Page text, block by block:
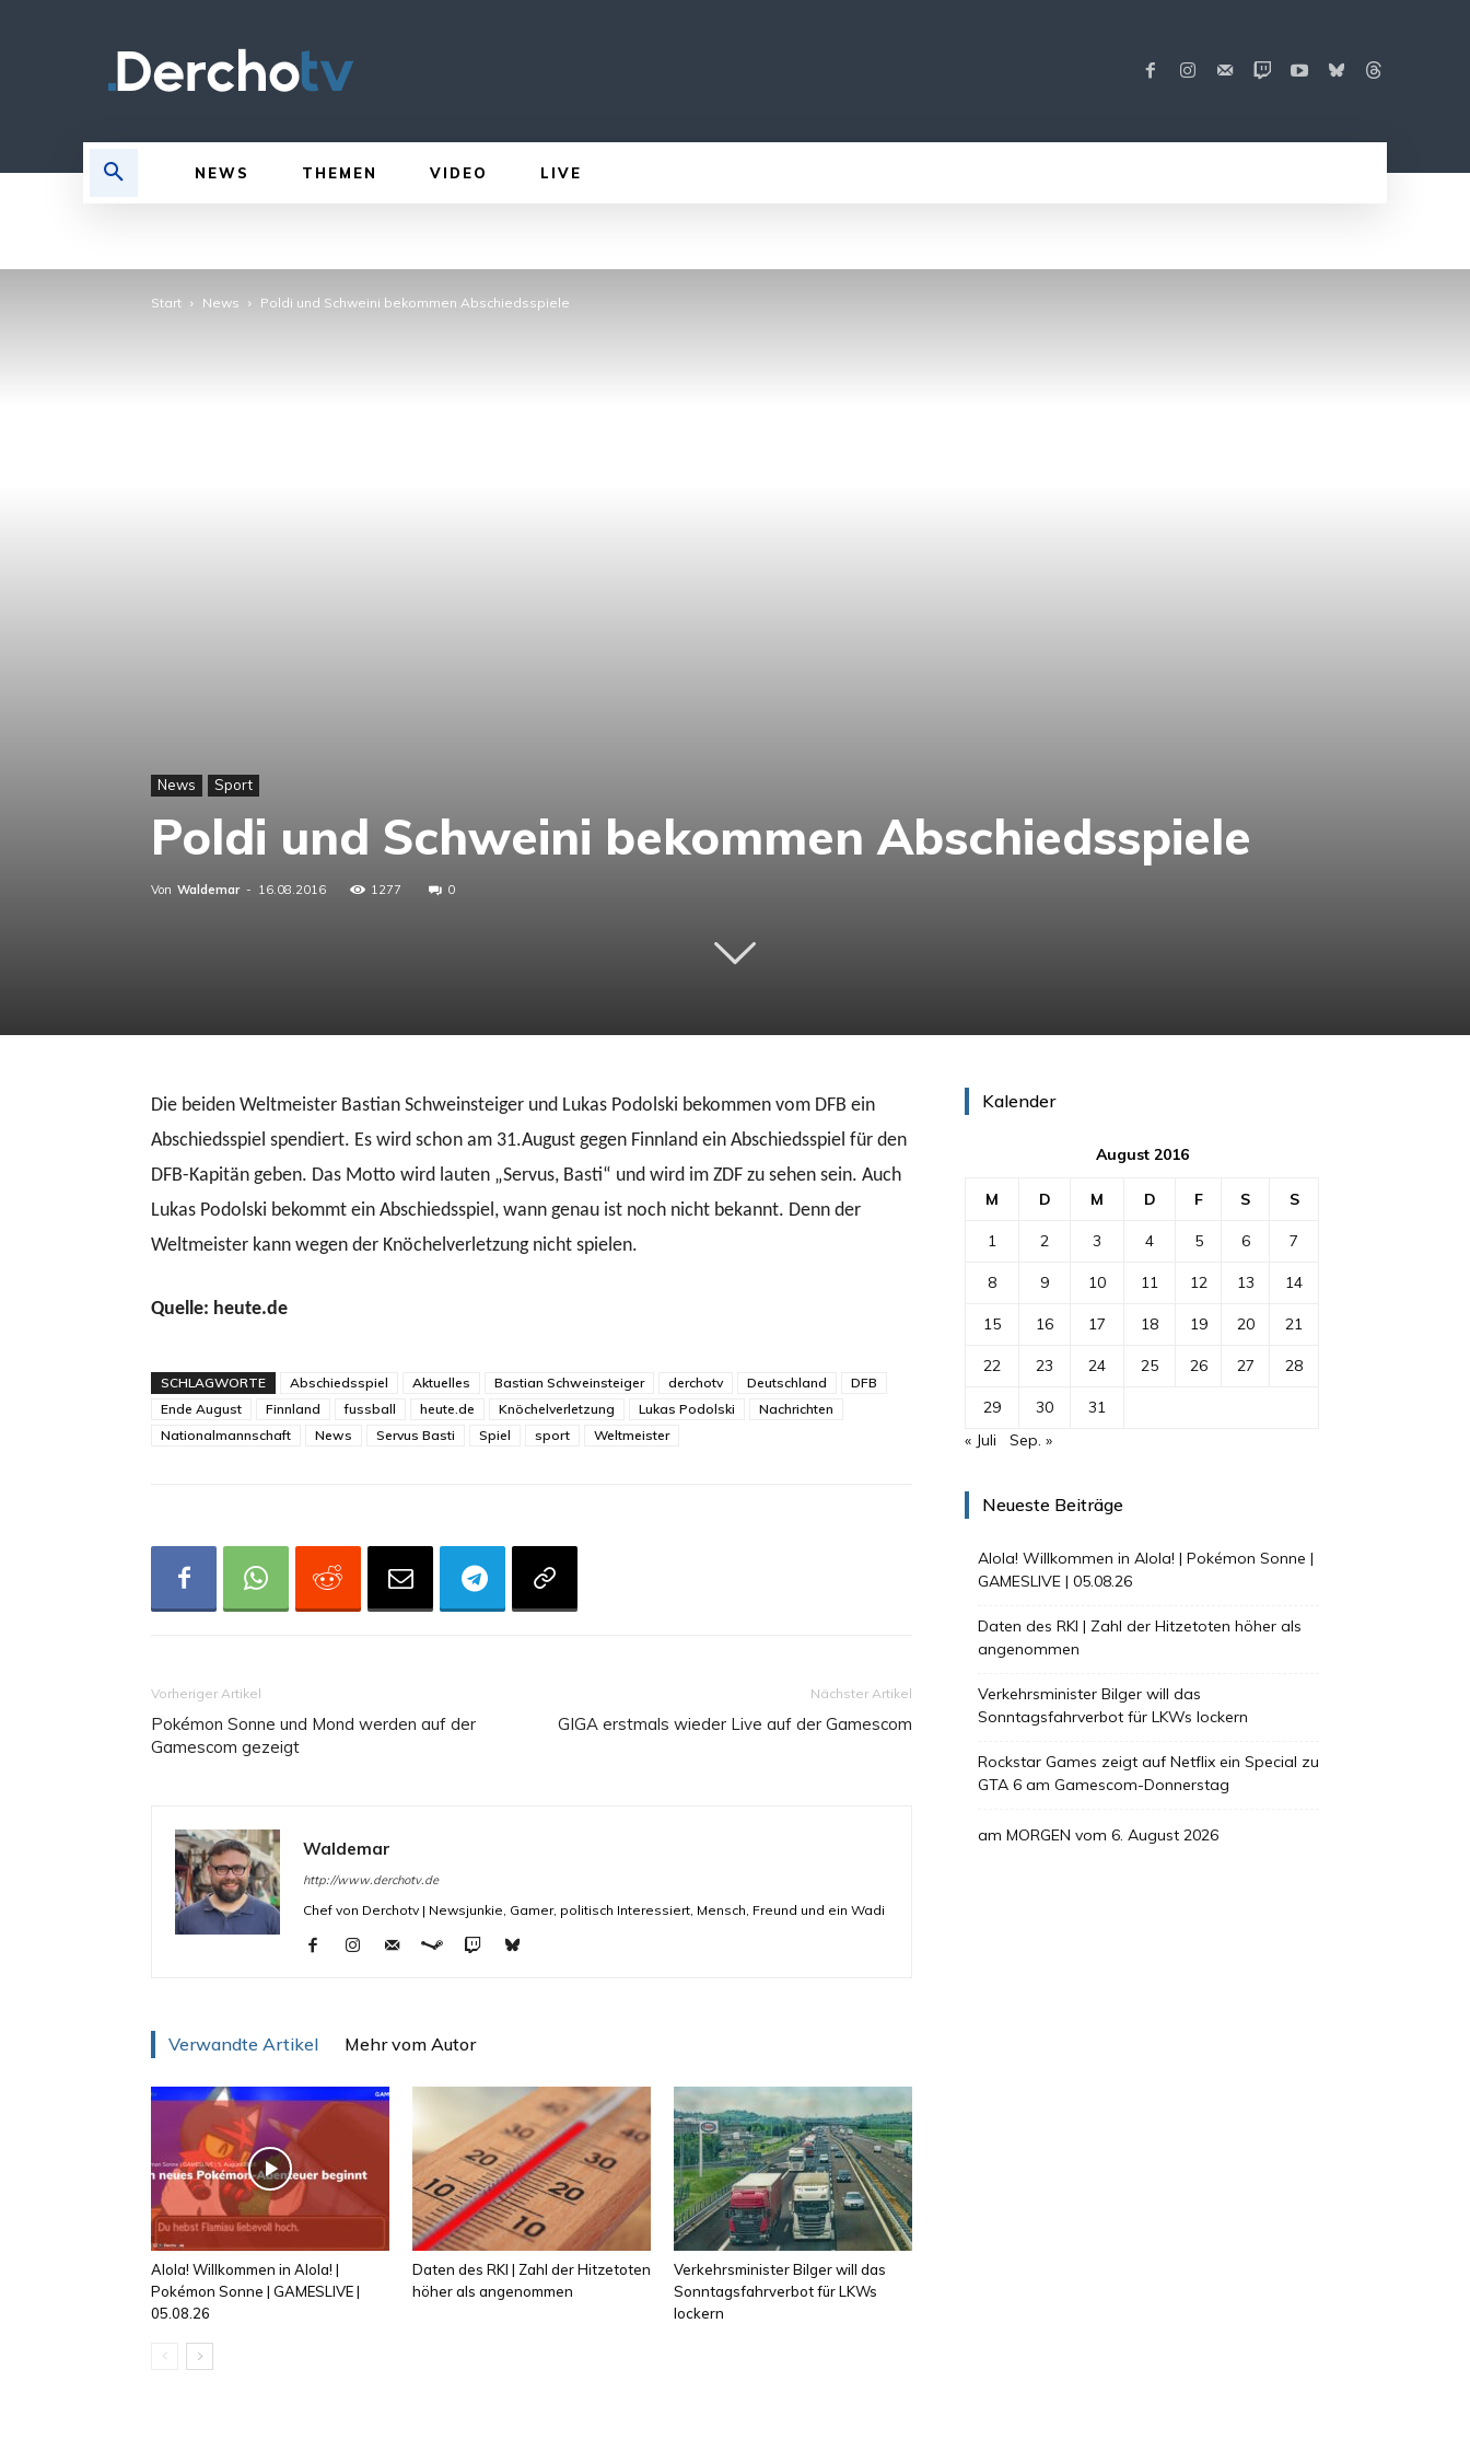
NEWS THEMEN VIDEO LIVE
Start News Poldi und Schweini bekommen Abschiedsspiele
News Sport
Poldi und Schweini bekommen Abschiedsspiele
Von Waldemar - 16.08.2016 1277 0
Die beiden Weltmeister Bastian Schweinsteiger und Lukas Podolski bekommen vom DFB ein
Abschiedsspiel spendiert. Es wird schon am 31.August gegen Finnland ein Abschiedsspiel für den
DFB-Kapitän geben. Das Motto wird lauten „Servus, Basti“ und wird im ZDF zu sehen sein. Auch
Lukas Podolski bekommt ein Abschiedsspiel, wann genau ist noch nicht bekannt. Denn der
Weltmeister kann wegen der Knöchelverletzung nicht spielen.
Quelle: heute.de
SCHLAGWORTE Abschiedsspiel Aktuelles Bastian Schweinsteiger derchotv Deutschland
DFB
Ende August
Finnland fussball heute.de Knöchelverletzung Lukas Podolski
Nachrichten
Nationalmannschaft
News Servus Basti Spiel sport Weltmeister
Vorheriger Artikel
Pokémon Sonne und Mond werden auf der
Gamescom gezeigt
Nächster Artikel
GIGA erstmals wieder Live auf der Gamescom
Waldemar
http://www.derchotv.de
Chef von Derchotv | Newsjunkie, Gamer, politisch Interessiert, Mensch, Freund und ein Wadi
Verwandte Artikel Mehr vom Autor
Alola! Willkommen in Alola! |
Pokémon Sonne | GAMESLIVE |
05.08.26
Daten des RKI | Zahl der Hitzetoten
höher als angenommen
Verkehrsminister Bilger will das
Sonntagsfahrverbot für LKWs
lockern
Kalender
August 2016
M D M D F S S
1 2 3 4 5 6 7
8 9 10 11 12 13 14
15 16 17 18 19 20 21
22 23 24 25 26 27 28
29 30
31
« Juli
Sep. »
Neueste Beiträge
Alola! Willkommen in Alola! | Pokémon Sonne |
GAMESLIVE | 05.08.26
Daten des RKI | Zahl der Hitzetoten höher als
angenommen
Verkehrsminister Bilger will das
Sonntagsfahrverbot für LKWs lockern
Rockstar Games zeigt auf Netflix ein Special zu
GTA 6 am Gamescom-Donnerstag
am MORGEN vom 6. August 2026